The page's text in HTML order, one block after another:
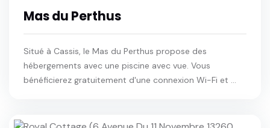
Mas du Perthus
Situé à Cassis, le Mas du Perthus propose des
hébergements avec une piscine avec vue. Vous
bénéficierez gratuitement d'une connexion Wi-Fi et ...